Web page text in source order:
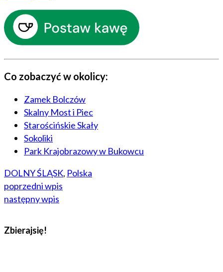
Co zobaczyć w okolicy:
Zamek Bolczów
Skalny Most i Piec
Starościńskie Skały
Sokoliki
Park Krajobrazowy w Bukowcu
DOLNY ŚLĄSK, Polska
poprzedni wpis
następny wpis
Zbierajsię!